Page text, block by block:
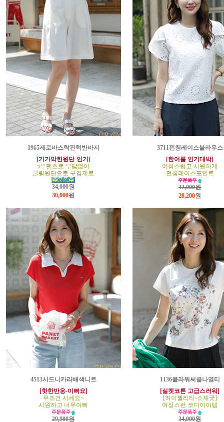
1965제로바스락핀턱반바지
[기가막힌원단-인기]
5부팬츠로 부담없이
쿨링원단으로 구김제로
34,000원
30,000원
3711펀칭레이스블라우스
[한여름 인기대박]
여성스럽고 시원하게
펀칭레이스포인트
32,000원
28,200원
4513시드니카라배색니트
[핫한반응-이뻐요]
무조건 사세요~
시원하고 너무이뻐
29,900원
1136플라워써클나염티
[실켓코튼 고급스러워]
[하이퀄리티-소재굿]
여성스런 코디아이템
34,000원